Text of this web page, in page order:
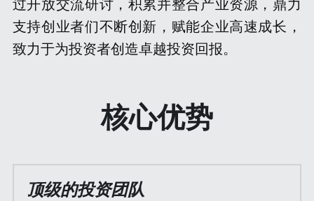
过开放交流研讨，积累并整合产业资源，鼎力
支持创业者们不断创新，赋能企业高速成长，
致力于为投资者创造卓越投资回报。
核心优势
顶级的投资团队